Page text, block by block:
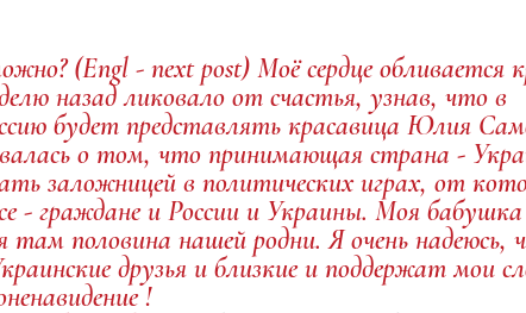
(Engl - next post) Моё сердце обливается
назад ликовало от счастья, узнав, что в
будет представлять красавица Юлия
о том, что принимающая страна -
заложницей в политических играх, от
- граждане и России и Украины. Моя бабушка
там половина нашей родни. Я очень надеюсь,
друзья и близкие и поддержат мои
!